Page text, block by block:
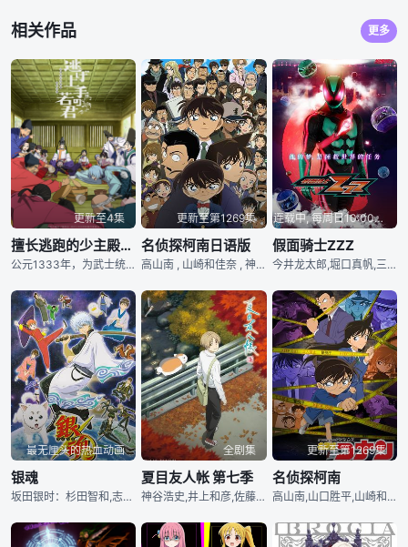
相关作品 更多
更新至4集
擅长逃跑的少主殿下 第二季
公元1333年，为武士统治日本奠定基石的镰仓幕府，因其所信任的幕臣——足利尊氏的谋反而宣告灭亡。失去了一切、被推入绝望深渊的幕府正统继承人——北条时行，在自称为神的神官——诹访赖重的手中引导下，逃离了化为一片火海的镰仓……。在逃亡抵达的诹访之地，时行与值得信赖的伙伴结成了「逃少党」，并借由「逃跑」与「活下去」来克服重重苦难，逐渐磨练出作为率领大军之将领的实力。另一方面，在京都的尊氏其权力正稳步扩张，而在镰仓，以尊氏之弟——直义为首的新统治也正大受欢迎。在时代更迭的巨大浪潮中，时行夺回天下的这场捉迷藏，其结
更新至第1269集
名侦探柯南日语版
高山南 , 山崎和佳奈 , 神谷明 , 小山力也 , 林原惠美
连载中, 每周日10:00更新
假面骑士ZZZ
今井龙太郎,堀口真帆,三岛健太,小贯莉奈,八木美树,川平慈英,古川雄辉
最无厘头的热血动画
银魂
坂田银时：杉田智和,志村新八：阪口大助,神乐：钉宫理惠,定春：高桥美佳子,志村妙：雪野五月,登势：くじら,凯瑟琳：杉本优,近藤勋：千叶进步,土方十四郎：中井和哉,冲田总悟：铃村健一,山崎退：太田哲治,桂小太郎：石田彰,坂本辰马：三木真一郎,高杉晋助：子安武人,神威：日野聪,
全剧集
夏目友人帐 第七季
神谷浩史,井上和彦,佐藤利奈 Rina Satou,石田彰 Akira Ishida,诹访部顺一 Junichi Suwabe,堀江一真 Kazuma Horie
更新至第1269集
名侦探柯南
高山南,山口胜平,山崎和佳奈,神谷明,小山力也,绪方贤一,林原惠美,岩居由希子,大谷育江,高木涉,松井菜樱子,堀川亮,宫村优子,日高法子,置鲇龙太郎,古谷彻,古谷彻,伊濑茉莉也,田中秀幸,岛本须美,山口胜平